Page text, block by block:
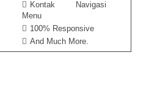
Kontak Navigasi
Menu
100% Responsive
And Much More.